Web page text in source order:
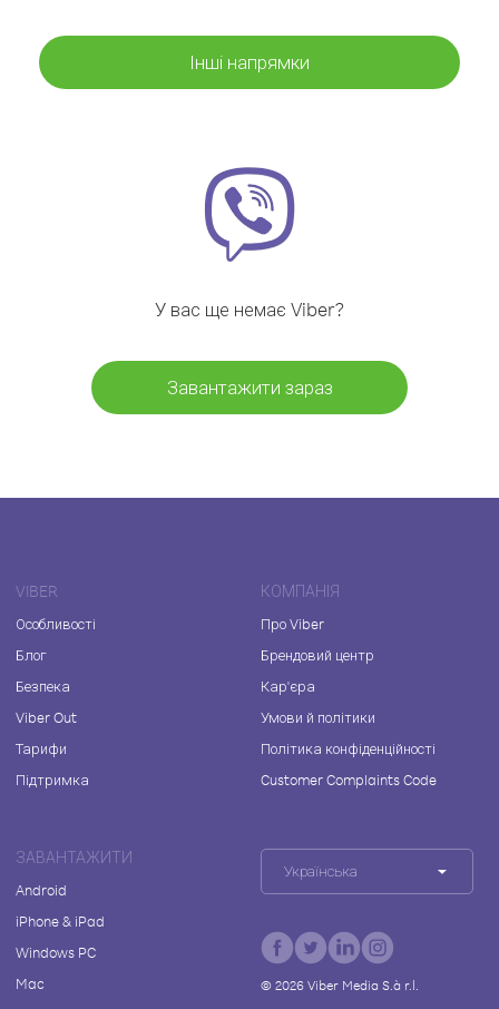
Інші напрямки
У вас ще немає Viber?
Завантажити зараз
VIBER
Особливості
Блог
Безпека
Viber Out
Тарифи
Підтримка
КОМПАНІЯ
Про Viber
Брендовий центр
Кар'єра
Умови й політики
Політика конфіденційності
Customer Complaints Code
ЗАВАНТАЖИТИ
Android
iPhone & iPad
Windows PC
Mac
Українська
© 2026Viber Media S.à r.l.